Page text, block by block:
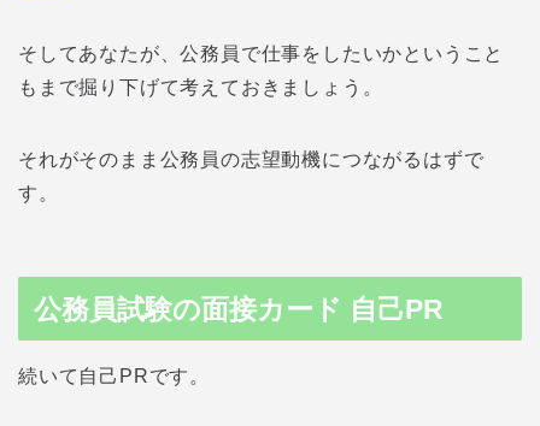
そしてあなたが、公務員で仕事をしたいかということ
もまで掘り下げて考えておきましょう。
それがそのまま公務員の志望動機につながるはずで
す。
公務員試験の面接カード 自己PR
続いて自己PRです。